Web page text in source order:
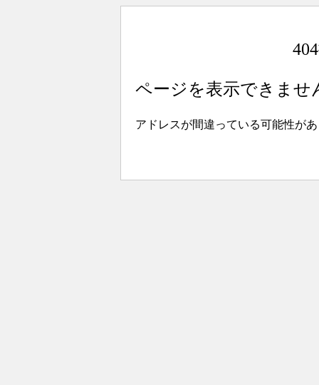
ページを表示できませ
アドレスが間違っている可能性が